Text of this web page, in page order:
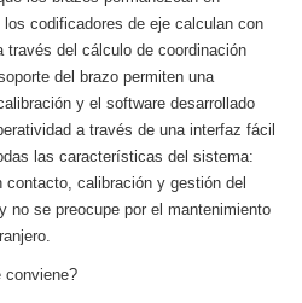
codificadores de eje calculan con
través del cálculo de coordinación
del brazo permiten una
y el software desarrollado
a través de una interfaz fácil
las características del sistema:
calibración y gestión del
no se preocupe por el mantenimiento
conviene?